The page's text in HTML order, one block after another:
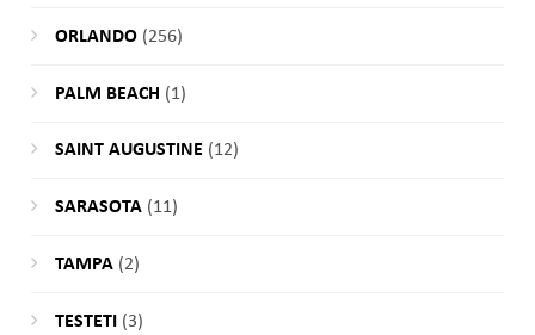
ORLANDO(256)
PALM BEACH (1)
SAINT AUGUSTINE (12)
SARASOTA(11)
TAMPA(2)
TESTETI (3)